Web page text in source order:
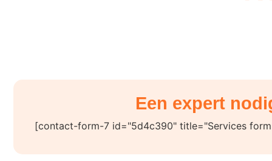
Een expert
[contact-form-7 id="5d4c390" title="Services